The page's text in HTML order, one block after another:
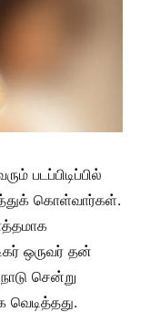
படப்பிடிப்பில்
கொள்வார்கள்.
ஒருவர் தன்
சென்று
வெடித்தது.